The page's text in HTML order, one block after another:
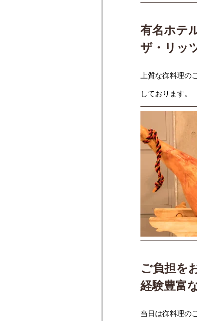
有名ホテ
ザ・リッ
上質な御料理の
しております。
ご負担を
経験豊富
当日は御料理の